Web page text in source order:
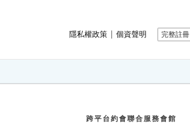
隱私權政策 ∣ 個資聲明 完整註冊
跨平台約會聯合服務會館